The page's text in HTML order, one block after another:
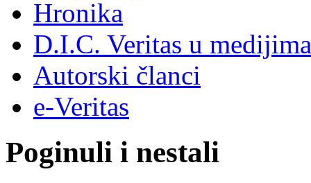
Hronika
D.I.C. Veritas u medijima
Autorski članci
e-Veritas
Poginuli i nestali